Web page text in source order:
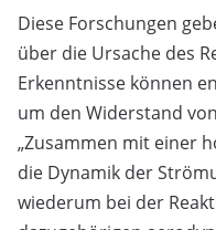
Diese Forschungen
über die Ursache des
Erkenntnisse können
um den Widerstand
„Zusammen mit einer
die Dynamik der
wiederum bei der